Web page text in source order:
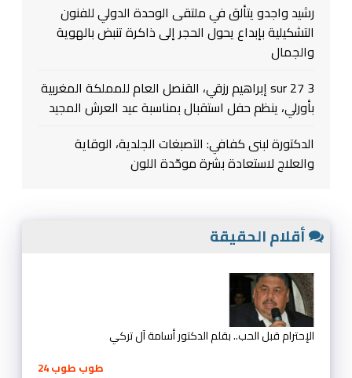
رشيد واجدو يتألق في ملتقى الوحدة الدولي للفنون
التشكيلية بإبداع يحول الحجر إلى ذاكرة تنبض بالهوية
والجمال
3 sur 27 إبراهيم رزقي، القنصل العام للمملكة المغربية
بأورلي، ينظم حفل استقبال بمناسبة عيد العرش المجيد
الدكتورة لبنى كفافي: التصبغات الجلدية، الوقاية
والعلاج لاستعادة بشرة موحّدة اللون
أقلام الحقيقة
الإحترام قبل الحب.. بقلم الدكتور أسامة آل تركي
طوب طوب 24